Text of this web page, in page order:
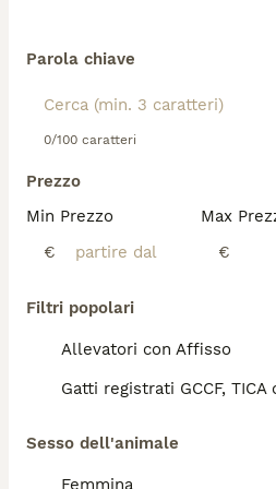
Parola chiave
0/100 caratteri
Prezzo
Min Prezzo
€
Max
€
Filtri popolari
Allevatori con Affisso
Gatti registrati GCCF, TICA
Sesso dell'animale
Femmina